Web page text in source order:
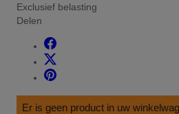
Exclusief belasting
Delen
Er is geen product in uw